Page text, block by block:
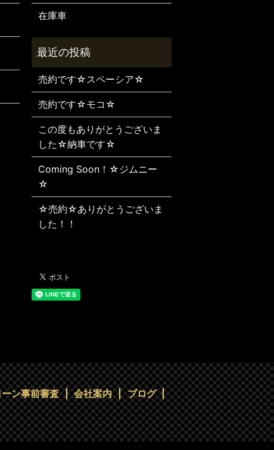
在庫車
売約です☆スペーシア☆
売約です☆モコ☆
この度もありがとうございま
した☆納車です☆
Coming Soon！☆ジムニー
☆
☆売約☆ありがとうございま
した！！
ン事前審査 会社案内
ブログ